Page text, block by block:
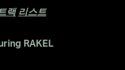
랙 리스트
RAKEL